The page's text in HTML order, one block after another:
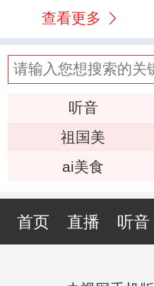
查看更多
听音
祖国美
ai美食
首页 直播 听音